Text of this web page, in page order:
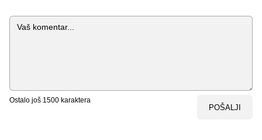
Komentar
Ostalo još 1500 karaktera
POŠALJI